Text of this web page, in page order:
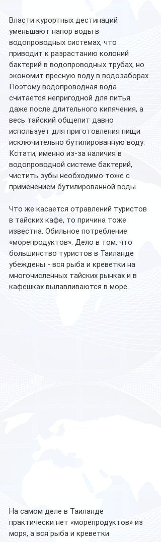
Власти курортных дестинаций
уменьшают напор воды в
водопроводных системах, что
приводит к разрастанию колоний
бактерий в водопроводных трубах, но
экономит пресную воду в водозаборах.
Поэтому водопроводная вода
считается непригодной для питья
даже после длительного кипячения, а
весь тайский общепит давно
использует для приготовления пищи
исключительно бутилированную воду.
Кстати, именно из-за наличия в
водопроводной системе бактерий,
чистить зубы необходимо тоже с
применением бутилированной воды.
Что же касается отравлений туристов
в тайских кафе, то причина тоже
известна. Обильное потребление
«морепродуктов». Дело в том, что
большинство туристов в Таиланде
убеждены - вся рыба и креветки на
многочисленных тайских рынках и в
кафешках вылавливаются в море.
На самом деле в Таиланде
практически нет «морепродуктов» из
моря, а вся рыба и креветки